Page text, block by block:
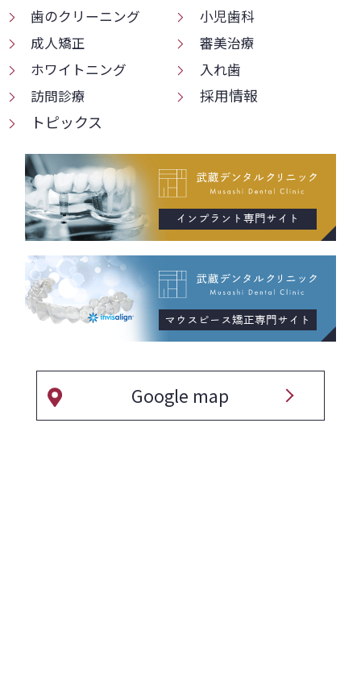
歯のクリーニング
小児歯科
成人矯正
審美治療
ホワイトニング
入れ歯
訪問診療
採用情報
トピックス
インプラント専門サイト
マウスピース矯正専門サイト
Google map